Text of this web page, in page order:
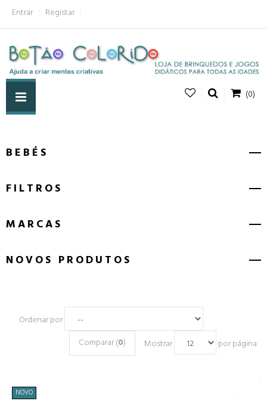
Entrar Registar
(0)
BEBÉS
FILTROS
MARCAS
NOVOS PRODUTOS
Ordenar por
Mostrar
por página
Comparar (0)
NOVO